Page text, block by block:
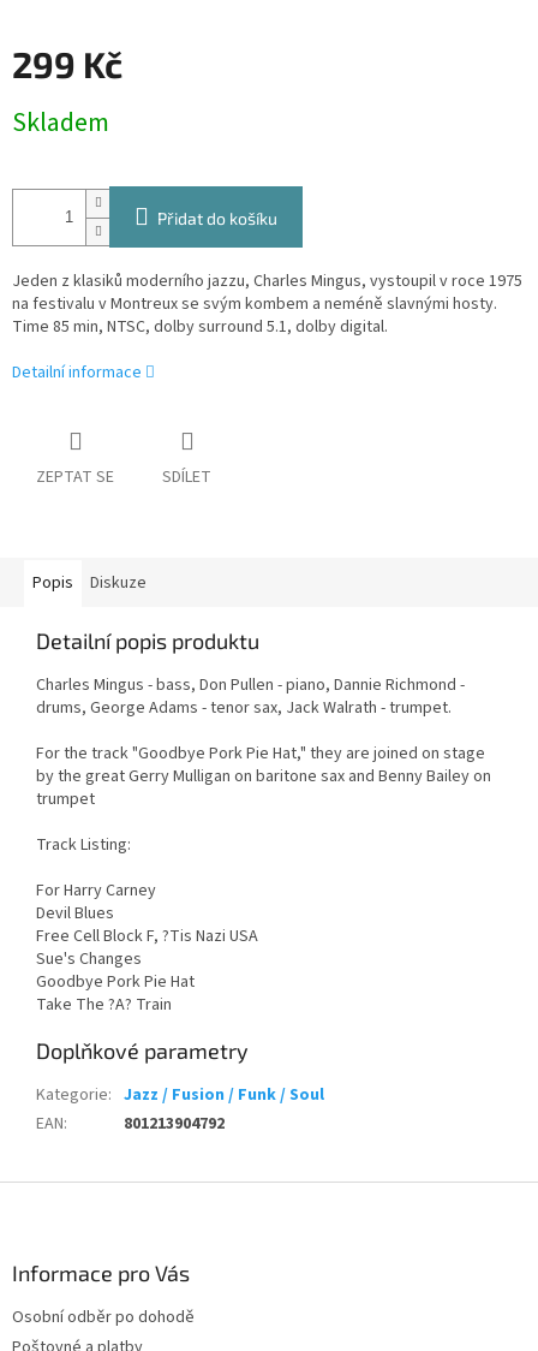
299 Kč
cena:
Skladem
Přidat do košíku
Jeden z klasiků moderního jazzu, Charles Mingus, vystoupil v roce 1975
na festivalu v Montreux se svým kombem a neméně slavnými hosty.
Time 85 min, NTSC, dolby surround 5.1, dolby digital.
Detailní informace
ZEPTAT SE SDÍLET
Popis Diskuze
Detailní popis produktu
Charles Mingus - bass, Don Pullen - piano, Dannie Richmond -
drums, George Adams - tenor sax, Jack Walrath - trumpet.
For the track "Goodbye Pork Pie Hat," they are joined on stage
by the great Gerry Mulligan on baritone sax and Benny Bailey on
trumpet
Track Listing:
For Harry Carney
Devil Blues
Free Cell Block F, ?Tis Nazi USA
Sue's Changes
Goodbye Pork Pie Hat
Take The ?A? Train
Doplňkové parametry
Kategorie: Jazz / Fusion / Funk / Soul
EAN: 801213904792
Informace pro Vás
Osobní odběr po dohodě